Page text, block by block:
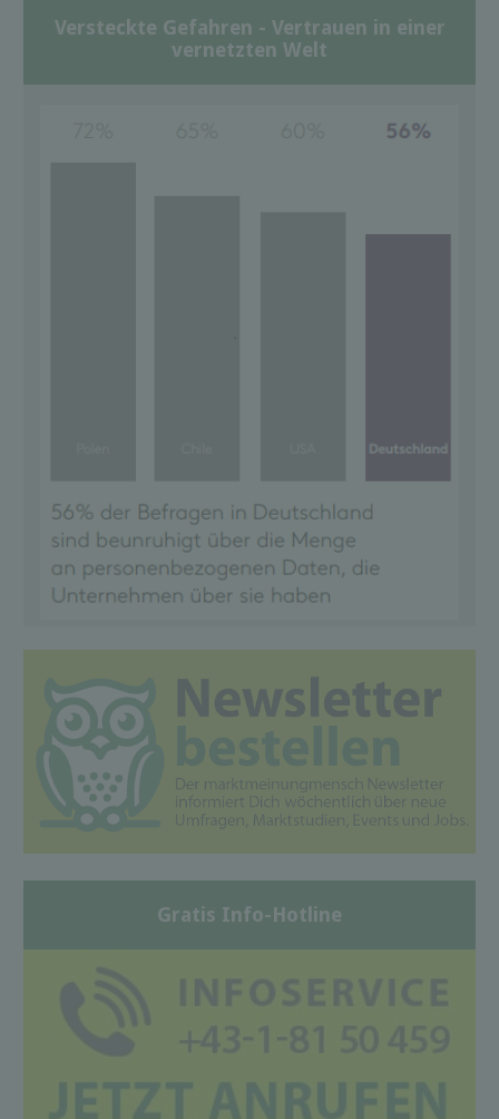
Versteckte Gefahren - Vertrauen in einer
vernetzten Welt
Gratis Info-Hotline